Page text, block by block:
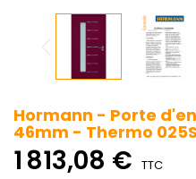
Hormann - Porte
46mm - Thermo 025S
1 813,08 € TTC